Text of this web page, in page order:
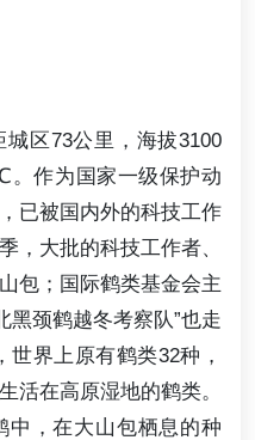
区73公里，海拔3100
作为国家一级保护动
已被国内外的科技工作
，大批的科技工作者、
包；国际鹤类基金会主
黑颈鹤越冬考察队”也走
界上原有鹤类32种，
活在高原湿地的鹤类。
中，在大山包栖息的种